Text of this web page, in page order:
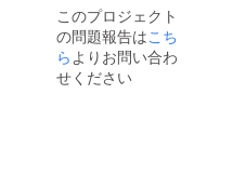
このプロジェクト
の問題報告はこち
らよりお問い合わ
せください